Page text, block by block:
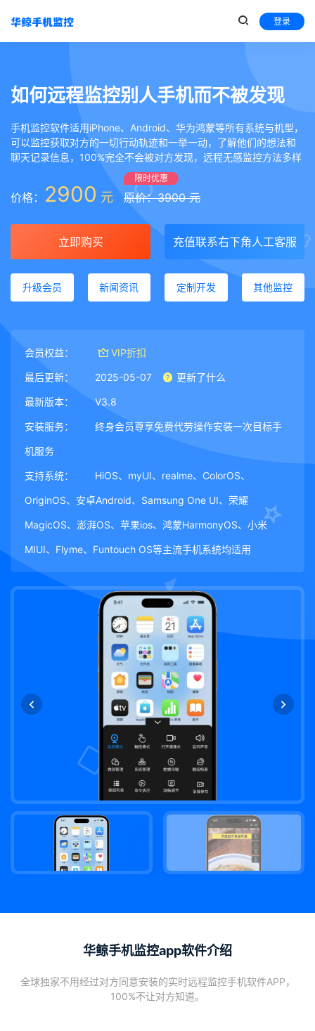
登录
如何远程监控别人手机而不被发现
手机监控软件适用iPhone、Android、华为鸿蒙等所有系统与机型，
可以监控获取对方的一切行动轨迹和一举一动，了解他们的想法和
聊天记录信息，100%完全不会被对方发现，远程无感监控方法多样
价格： 2900 元
限时优惠
原价：3900 元
立即购买 充值联系右下角人工客服
升级会员 新闻资讯 定制开发 其他监控
会员权益： VIP折扣
最后更新： 2025-05-07 更新了什么
最新版本： V3.8
安装服务： 终身会员尊享免费代劳操作安装一次目标手
机服务
支持系统： HiOS、myUI、realme、ColorOS、
OriginOS、安卓Android、Samsung One UI、荣耀
MagicOS、澎湃OS、苹果ios、鸿蒙HarmonyOS、小米
MIUI、Flyme、Funtouch OS等主流手机系统均适用
华鲸手机监控app软件介绍
全球独家不用经过对方同意安装的实时远程监控手机软件APP，
100%不让对方知道。